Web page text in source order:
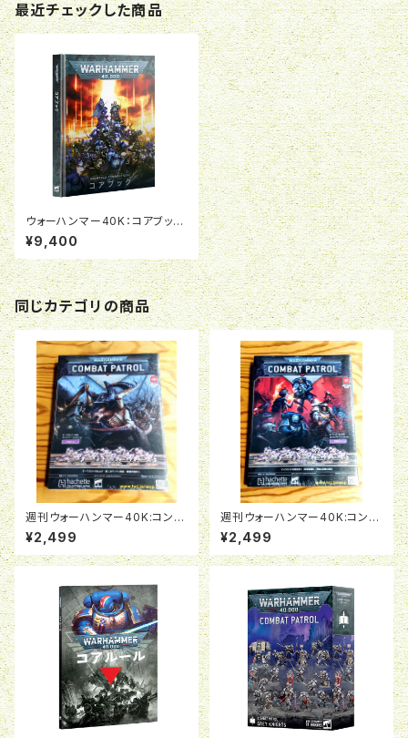
最近チェックした商品
ウォーハンマー40K：コアブック
（日本語版）
¥9,400
同じカテゴリの商品
週刊ウォーハンマー40K:コンバ
ットパトロール08号
¥2,499
週刊ウォーハンマー40K:コンバ
ットパトロール07号
¥2,499